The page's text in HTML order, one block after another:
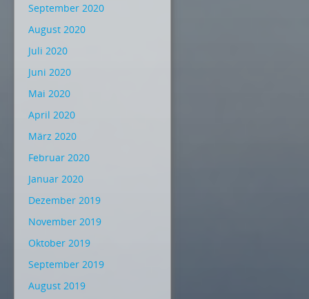
September 2020
August 2020
Juli 2020
Juni 2020
Mai 2020
April 2020
März 2020
Februar 2020
Januar 2020
Dezember 2019
November 2019
Oktober 2019
September 2019
August 2019